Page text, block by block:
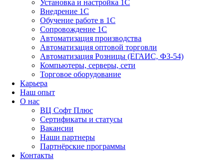
Установка и настройка 1С
Внедрение 1С
Обучение работе в 1С
Сопровождение 1С
Автоматизация производства
Автоматизация оптовой торговли
Автоматизация Розницы (ЕГАИС, ФЗ-54)
Компьютеры, серверы, сети
Торговое оборудование
Карьера
Наш опыт
О нас
ВЦ Софт Плюс
Сертификаты и статусы
Вакансии
Наши партнеры
Партнёрские программы
Контакты